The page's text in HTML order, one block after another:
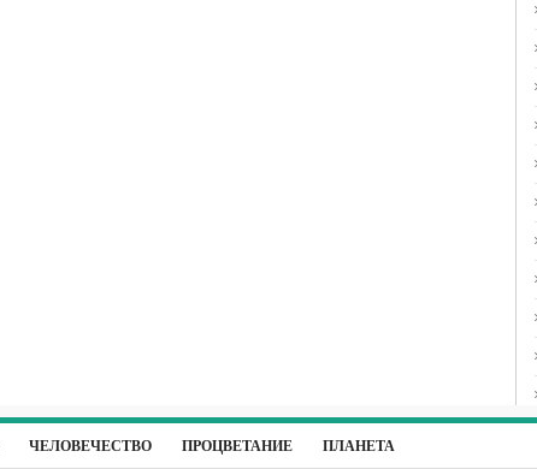
ЧЕЛОВЕЧЕСТВО ПРОЦВЕТАНИЕ ПЛАНЕТА